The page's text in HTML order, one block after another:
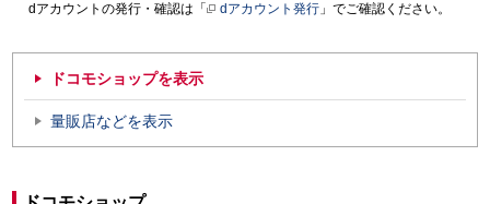
dアカウントの発行・確認は「
dアカウント発行 」でご確認ください。
ドコモショップを表示
量販店などを表示